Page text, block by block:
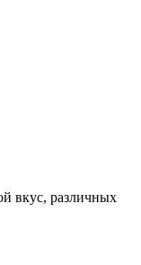
вкус, различных